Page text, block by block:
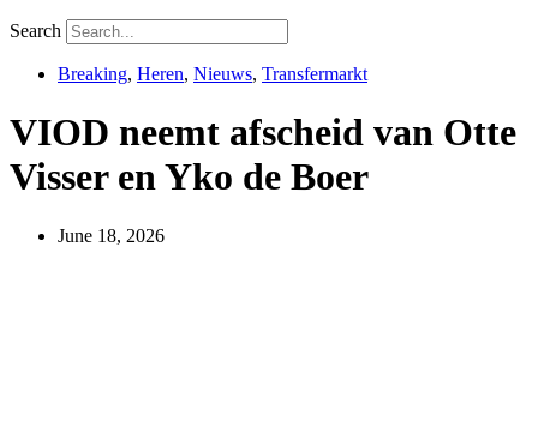
Search
Breaking, Heren, Nieuws, Transfermarkt
VIOD neemt afscheid van Otte
Visser en Yko de Boer
June 18, 2026